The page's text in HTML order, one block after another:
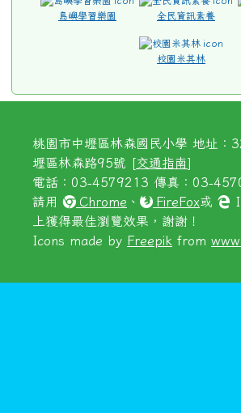
島嶼學習樂園 全民資訊素養
校園米其林
桃園市中壢區林森國民小學 地址：
壢區林森路95號 [交通指南]
電話：03-4579213 傳真：03-
請用
Chrome 、 FireFox或
上獲得最佳瀏覽效果，謝謝！
Icons made by Freepik from